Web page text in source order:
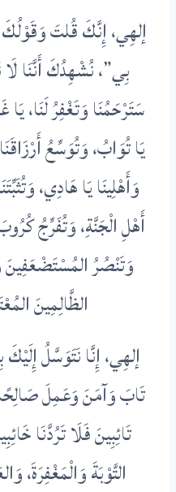
إلهِي، إِنَّكَ قُلتَ
بِي”، نُشْهِدُكَ أَنَّنَا
سَتَرْحَمُنَا وَتَغْفِرُ لَنَا،
يَا تُوَابُ، وَتُوَسِّعُ
وَأَهْلِينَا يَا هَادِي،
أَهْلِ الْجَنَّةِ، وَتُفَرِّجُ
وَتَنْصُرُ المُسْتَضْعَفِينَ
الظَّالِمِينَ
إلهِي، إِنَّا نَتَوَسَّلُ
تَابَ وَآمَنَ وَعَمِلَ
تَائِبِينَ فَلَا تَرُدَّنَا
التَّوْبَةَ وَالْمَغْفِرَةَ،